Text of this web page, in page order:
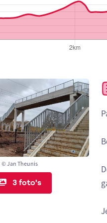
© Jan Theunis
3 foto's